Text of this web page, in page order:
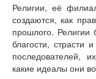
Религии, её
создаются, как
прошлого. Религии
благости, страсти
последователей,
какие идеалы они